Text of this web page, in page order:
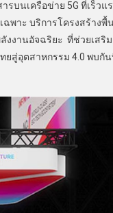
บนเครือข่าย 5G ที่เร็วแ
พาะ บริการโครงสร้างพื้
งงานอัจฉริยะ ที่ช่วยเสริม
ยสู่อุตสาหกรรม 4.0 พบกั